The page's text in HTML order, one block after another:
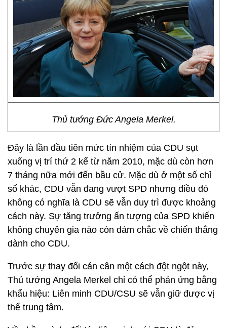
Thủ tướng Đức Angela Merkel.
Đây là lần đầu tiên mức tín nhiệm của CDU sụt
xuống vị trí thứ 2 kể từ năm 2010, mặc dù còn hơn
7 tháng nữa mới đến bầu cử. Mặc dù ở một số chỉ
số khác, CDU vẫn đang vượt SPD nhưng điều đó
không có nghĩa là CDU sẽ vẫn duy trì được khoảng
cách này. Sự tăng trưởng ấn tượng của SPD khiến
không chuyên gia nào còn dám chắc về chiến thắng
dành cho CDU.
Trước sự thay đổi cán cân một cách đột ngột này,
Thủ tướng Angela Merkel chỉ có thể phản ứng bằng
khẩu hiệu: Liên minh CDU/CSU sẽ vẫn giữ được vị
thế trung tâm.